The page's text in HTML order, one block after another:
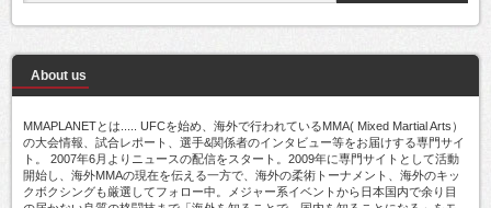
About us
MMAPLANETとは..... UFCを始め、海外で行われているMMA( Mixed Martial Arts）
の大会情報、試合レポート、選手&関係者のインタビュー等をお届けする専門サイ
ト。 2007年6月よりニュースの配信をスタート。2009年に専門サイトとして活動
開始し、海外MMAの現在を伝える一方で、海外の柔術トーナメント、海外のキッ
クボクシングも厳選してフォロー中。メジャー系イベントから日本国内で余り目